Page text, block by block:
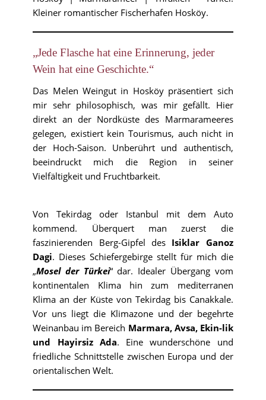
Kleiner romantischer Fischerhafen Hosköy.
„Jede Flasche hat eine Erinnerung, jeder
Wein hat eine Geschichte.“
Das Melen Weingut in Hosköy präsentiert sich
mir sehr philosophisch, was mir gefällt. Hier
direkt an der Nordküste des Marmarameeres
gelegen, existiert kein Tourismus, auch nicht in
der Hoch-Saison. Unberührt und authentisch,
beeindruckt mich die Region in seiner
Vielfältigkeit und Fruchtbarkeit.
Von Tekirdag oder Istanbul mit dem Auto
kommend. Überquert man zuerst die
faszinierenden Berg-Gipfel des Isiklar Ganoz
Dagi. Dieses Schiefergebirge stellt für mich die
„Mosel der Türkei“ dar. Idealer Übergang vom
kontinentalen Klima hin zum mediterranen
Klima an der Küste von Tekirdag bis Canakkale.
Vor uns liegt die Klimazone und der begehrte
Weinanbau im Bereich Marmara, Avsa, Ekin-lik
und Hayirsiz Ada. Eine wunderschöne und
friedliche Schnittstelle zwischen Europa und der
orientalischen Welt.